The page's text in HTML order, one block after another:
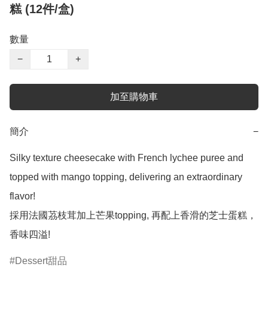
糕 (12件/盒)
數量
−
+
加至購物車
簡介 −
Silky texture cheesecake with French lychee puree and
topped with mango topping, delivering an extraordinary
flavor!
採用法國茘枝茸加上芒果topping, 再配上香滑的芝士蛋糕，
香味四溢!
Dessert甜品